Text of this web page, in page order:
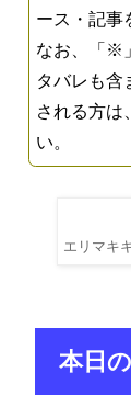
ース・記事
なお、「※
タバレも含
される方は
い。
エリマキ
本日